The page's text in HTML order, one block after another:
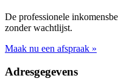
De professionele
zonder wachtlijst.
Maak nu een afspraak »
Adresgegevens